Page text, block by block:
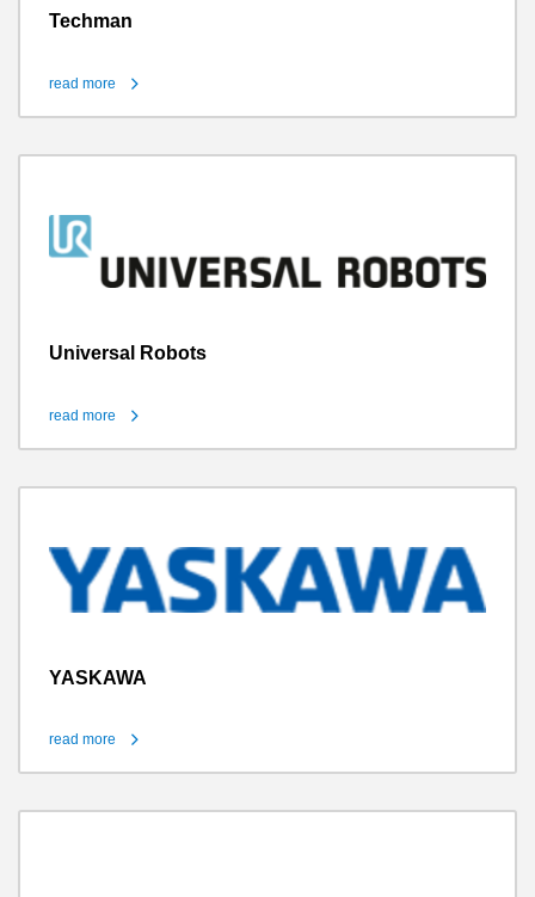
Techman
read more
Universal Robots
read more
YASKAWA
read more